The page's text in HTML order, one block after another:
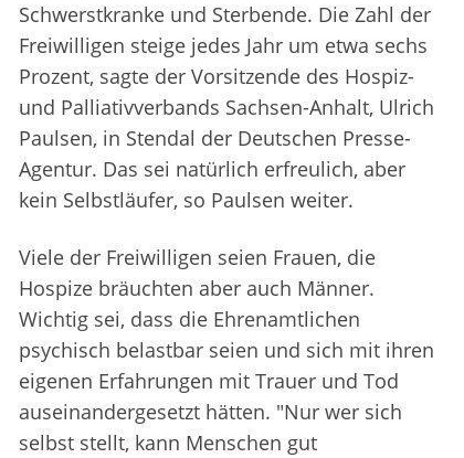
Schwerstkranke und Sterbende. Die Zahl der
Freiwilligen steige jedes Jahr um etwa sechs
Prozent, sagte der Vorsitzende des Hospiz-
und Palliativverbands Sachsen-Anhalt, Ulrich
Paulsen, in Stendal der Deutschen Presse-
Agentur. Das sei natürlich erfreulich, aber
kein Selbstläufer, so Paulsen weiter.
Viele der Freiwilligen seien Frauen, die
Hospize bräuchten aber auch Männer.
Wichtig sei, dass die Ehrenamtlichen
psychisch belastbar seien und sich mit ihren
eigenen Erfahrungen mit Trauer und Tod
auseinandergesetzt hätten. "Nur wer sich
selbst stellt, kann Menschen gut